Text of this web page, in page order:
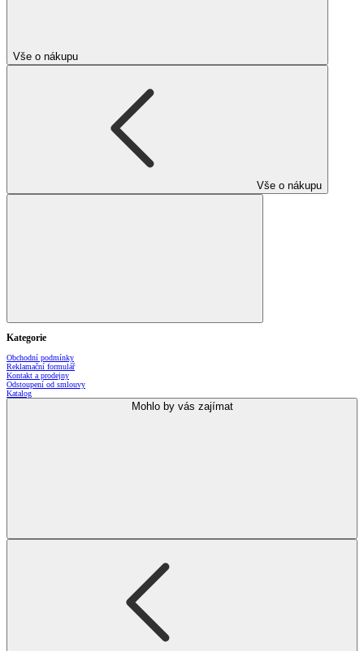
Vše o nákupu
Vše o nákupu
Kategorie
Obchodní podmínky
Reklamační formulář
Kontakt a prodejny
Odstoupení od smlouvy
Katalog
Mohlo by vás zajímat